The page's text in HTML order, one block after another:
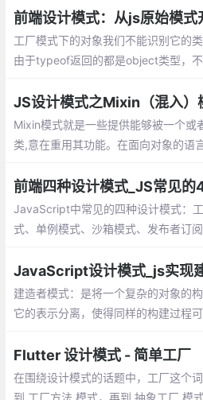
我们实际上访问的是代理对象。
工厂模式下的对象我们不能识别它的类
由于typeof返回的都是object类型，
创建一个独立的person的对象，会造
臃肿的情况。
JS设计模式之Mixin（混入）
Mixin模式就是一些提供能够被一个或
类,意在重用其功能。在面向对象的语
JavaScript中常见的四种设计模式：
式、单例模式、沙箱模式、发布者订
建造者模式：是将一个复杂的对象的
它的表示分离，使得同样的构建过程
个类的模式，而建造者模式则是将各种
集中起来进行管理，用来创建复合对象
Flutter 设计模式 - 简单工厂
在围绕设计模式的话题中，工厂这个
到 工厂方法 模式，再到 抽象工厂 模